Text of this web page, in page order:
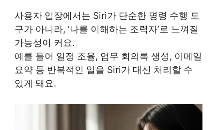
사용자 입장에서는 Siri가 단순한 명령 수행 도
구가 아니라, ‘나를 이해하는 조력자’로 느껴질
가능성이 커요.
예를 들어 일정 조율, 업무 회의록 생성, 이메일
요약 등 반복적인 일을 Siri가 대신 처리할 수
있게 돼요.